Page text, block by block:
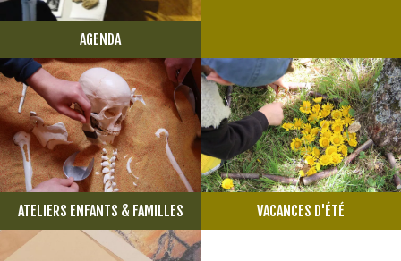
AGENDA
ATELIERS ENFANTS & FAMILLES VACANCES D'ÉTÉ